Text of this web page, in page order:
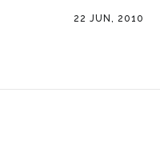
22 JUN, 2010